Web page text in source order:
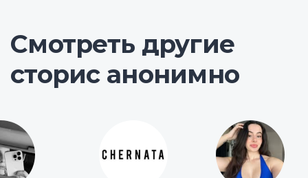
Смотреть другие
сторис анонимно